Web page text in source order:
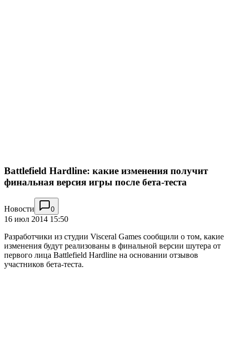
Battlefield Hardline: какие изменения получит
финальная версия игры после бета-теста
Новости 0
16 июл 2014 15:50
Разработчики из студии Visceral Games сообщили о том, какие
изменения будут реализованы в финальной версии шутера от
первого лица Battlefield Hardline на основании отзывов
участников бета-теста.